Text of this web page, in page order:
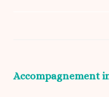
Accompagnement